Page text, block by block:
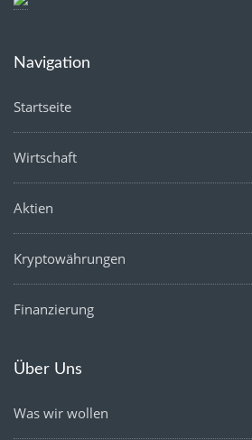
Navigation
Startseite
Wirtschaft
Aktien
Kryptowährungen
Finanzierung
Über Uns
Was wir wollen